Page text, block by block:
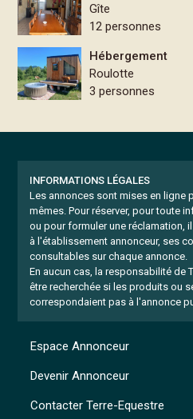
Gîte
12 personnes
Hébergement
Roulotte
3 personnes
INFORMATIONS LÉGALES
Les annonces sont mises en ligne
mêmes. Pour réserver, pour toute
ou pour formuler une réclamation,
à l'établissement annonceur, ses
consultables sur chaque annonce.
En aucun cas, la responsabilité de
être recherchée si les produits ou
correspondaient pas à l'annonce
Espace Annonceur
Devenir Annonceur
Contacter Terre-Equestre